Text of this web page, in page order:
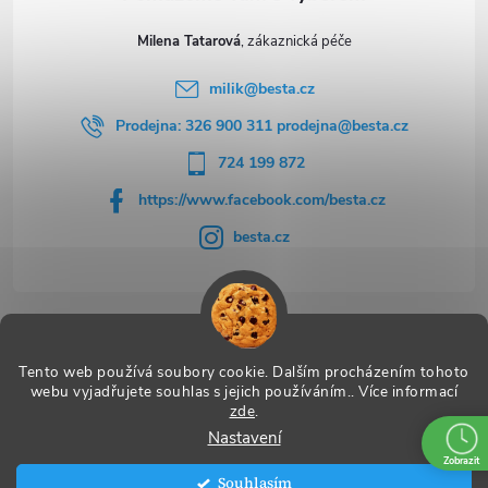
Tento web používá soubory cookie. Dalším procházením tohoto
webu vyjadřujete souhlas s jejich používáním.. Více informací
zde.
Nastavení
Souhlasím
Milena Tatarová
milik@besta.cz
Prodejna: 326 900 311 prodejna@besta.cz
724 199 872
https://www.facebook.com/besta.cz
besta.cz
Užitečné odkazy
Vytvořil Shoptet Premium
BESTA. Všechna práva vyhrazena.
Zobrazit